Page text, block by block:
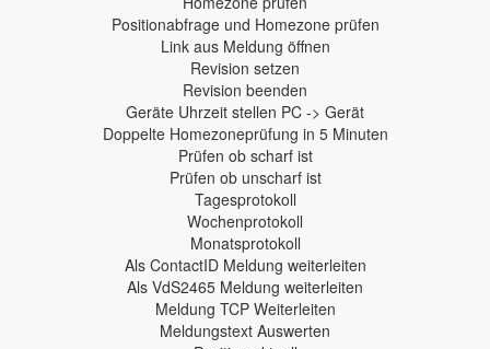
Positionabfrage und Homezone prüfen
Link aus Meldung öffnen
Revision setzen
Revision beenden
Geräte Uhrzeit stellen PC -> Gerät
Doppelte Homezoneprüfung in 5 Minuten
Prüfen ob scharf ist
Prüfen ob unscharf ist
Tagesprotokoll
Wochenprotokoll
Monatsprotokoll
Als ContactID Meldung weiterleiten
Als VdS2465 Meldung weiterleiten
Meldung TCP Weiterleiten
Meldungstext Auswerten